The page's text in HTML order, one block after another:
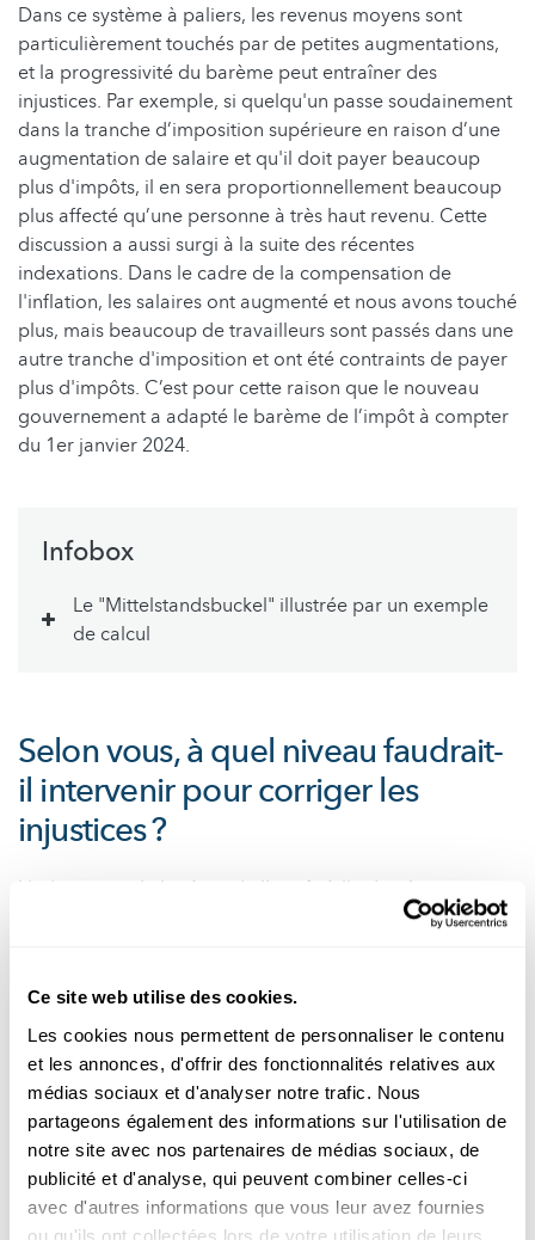
Ce site web utilise des cookies.
Les cookies nous permettent de personnaliser le contenu
et les annonces, d'offrir des fonctionnalités relatives aux
médias sociaux et d'analyser notre trafic. Nous
partageons également des informations sur l'utilisation de
notre site avec nos partenaires de médias sociaux, de
publicité et d'analyse, qui peuvent combiner celles-ci
avec d'autres informations que vous leur avez fournies
ou qu'ils ont collectées lors de votre utilisation de leurs
Dans ce système à paliers, les revenus moyens sont
particulièrement touchés par de petites augmentations,
et la progressivité du barème peut entraîner des
injustices. Par exemple, si quelqu'un passe soudainement
dans la tranche d’imposition supérieure en raison d’une
augmentation de salaire et qu'il doit payer beaucoup
plus d'impôts, il en sera proportionnellement beaucoup
plus affecté qu’une personne à très haut revenu. Cette
discussion a aussi surgi à la suite des récentes
indexations. Dans le cadre de la compensation de
l'inflation, les salaires ont augmenté et nous avons touché
plus, mais beaucoup de travailleurs sont passés dans une
autre tranche d'imposition et ont été contraints de payer
plus d'impôts. C’est pour cette raison que le nouveau
gouvernement a adapté le barème de l’impôt à compter
du 1er janvier 2024.
Infobox
Le "Mittelstandsbuckel" illustrée par un exemple
de calcul
Selon vous, à quel niveau faudrait-
il intervenir pour corriger les
injustices ?
L'adaptation du barème de l’impôt à l'index était
importante et nécessaire, mais cette mesure ne change
accroître la justice au sein d'une société.
Pour aller plus loin, il faudrait réformer les paliers
successifs du barème de l’impôt, c'est-à-dire les étendre
ou les restreindre. Cela permettrait d’opérer une
distinction plus claire entre les revenus moyens, élevés et
très élevés. Mais il est très difficile de compenser
complètement de telles injustices. Il convient aussi de se
demander si une simple adaptation du barème d’impôt